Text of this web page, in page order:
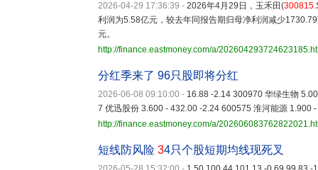
2026-04-29 17:36:39 - 2026年4月29日，玉禾田(300815
利润为5.58亿元，较去年同报告期归母净利润减少
元。
http://finance.eastmoney.com/a/
分红季来了 96只股即将分红
2026-06-08 09:10:00 - 16.88 -2.14 300970 华绿生物
7 优迅股份 3.600 - 432.00 -2.24 600575 淮河能源 1.900
http://finance.eastmoney.com/a/
短线防风险 34只个股短期均线现死叉